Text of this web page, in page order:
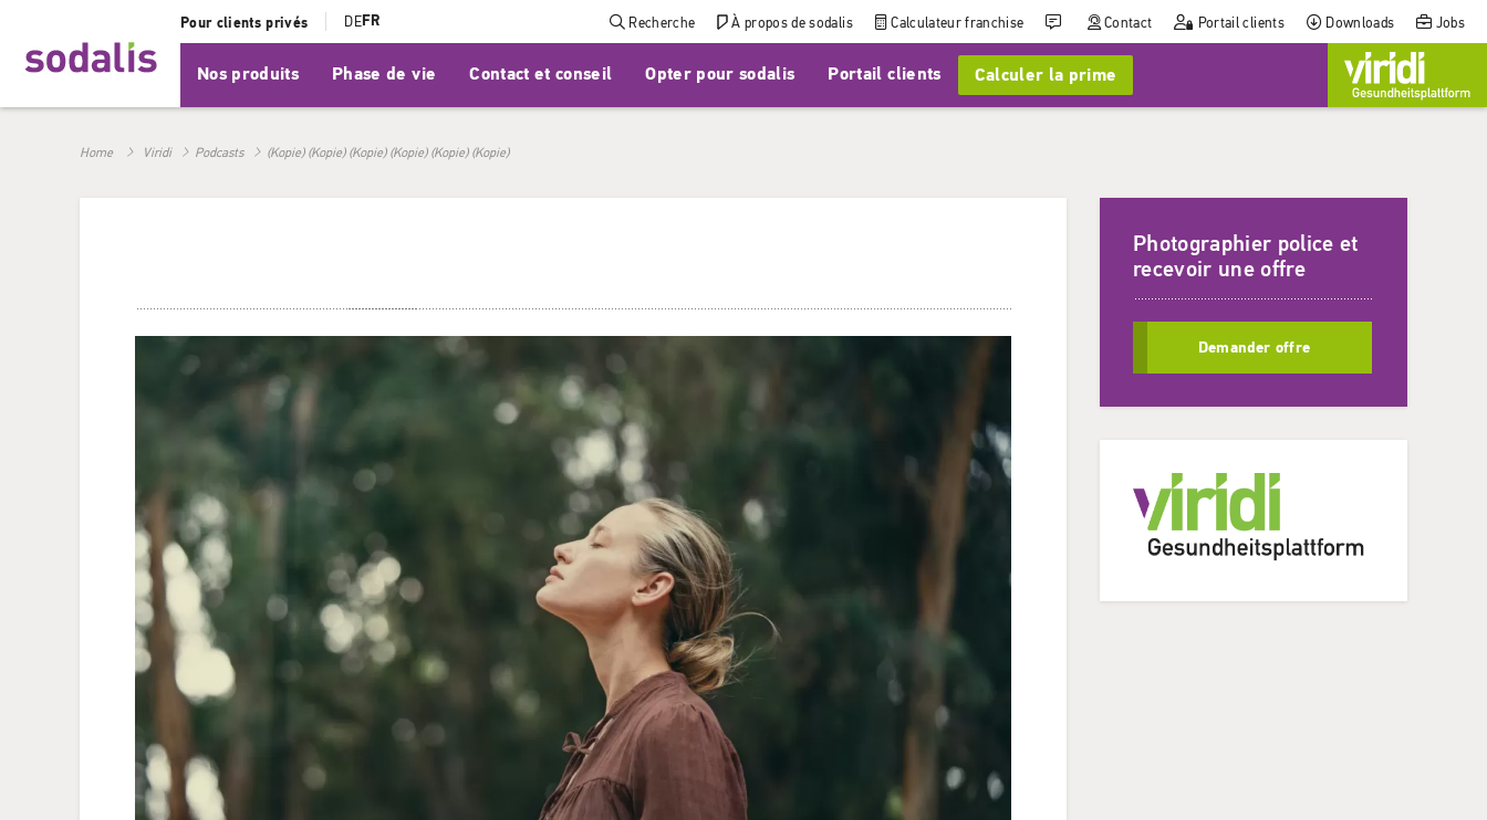
Pour clients privés DE FR Recherche À propos de sodalis Calculateur franchise Contact Portail clients Downloads Jobs
Nos produits Phase de vie Contact et conseil Opter pour sodalis Portail clients Calculer la prime
Home Viridi Podcasts (Kopie) (Kopie) (Kopie) (Kopie) (Kopie) (Kopie)
Photographier police et
recevoir une offre
Demander offre